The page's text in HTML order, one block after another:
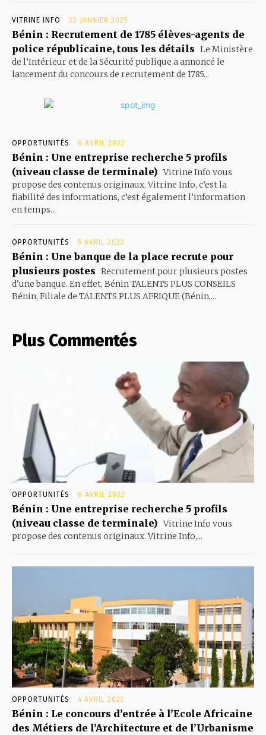
VITRINE INFO 22 JANVIER 2025
Bénin : Recrutement de 1785 élèves-agents de
police républicaine, tous les détails Le Ministère
de l’Intérieur et de la Sécurité publique a annoncé le
lancement du concours de recrutement de 1785...
OPPORTUNITÉS 6 AVRIL 2022
Bénin : Une entreprise recherche 5 profils
(niveau classe de terminale) Vitrine Info vous
propose des contenus originaux. Vitrine Info, c’est la
fiabilité des informations, c’est également l’information
en temps...
OPPORTUNITÉS 5 AVRIL 2022
Bénin : Une banque de la place recrute pour
plusieurs postes Recrutement pour plusieurs postes
d'une banque. En effet, Bénin TALENTS PLUS CONSEILS
Bénin, Filiale de TALENTS PLUS AFRIQUE (Bénin,...
Plus Commentés
OPPORTUNITÉS 6 AVRIL 2022
Bénin : Une entreprise recherche 5 profils
(niveau classe de terminale) Vitrine Info vous
propose des contenus originaux. Vitrine Info,...
OPPORTUNITÉS 4 AVRIL 2022
Bénin : Le concours d’entrée à l’Ecole Africaine
des Métiers de l’Architecture et de l’Urbanisme